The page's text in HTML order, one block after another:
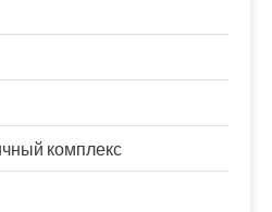
комплекс